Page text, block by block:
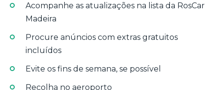
Acompanhe as atualizações na lista da RosCar
Madeira
Procure anúncios com extras gratuitos
incluídos
Evite os fins de semana, se possível
Recolha no aeroporto